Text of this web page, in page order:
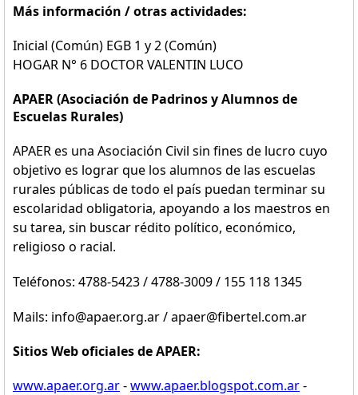
Más información / otras actividades:
Inicial (Común) EGB 1 y 2 (Común)
HOGAR N° 6 DOCTOR VALENTIN LUCO
APAER (Asociación de Padrinos y Alumnos de
Escuelas Rurales)
APAER es una Asociación Civil sin fines de lucro cuyo
objetivo es lograr que los alumnos de las escuelas
rurales públicas de todo el país puedan terminar su
escolaridad obligatoria, apoyando a los maestros en
su tarea, sin buscar rédito político, económico,
religioso o racial.
Teléfonos: 4788-5423 / 4788-3009 / 155 118 1345
Mails: info@apaer.org.ar / apaer@fibertel.com.ar
Sitios Web oficiales de APAER:
www.apaer.org.ar-www.apaer.blogspot.com.ar-